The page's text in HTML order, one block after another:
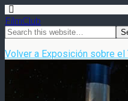
FilmClub
Volver a Exposición sobre el